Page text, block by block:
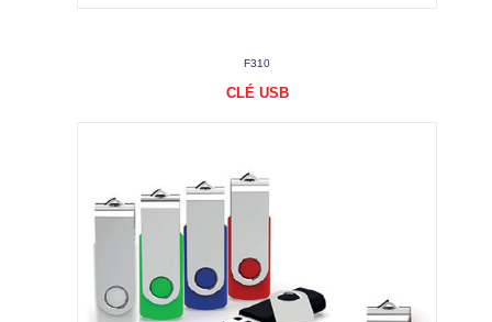
F310
CLÉ USB